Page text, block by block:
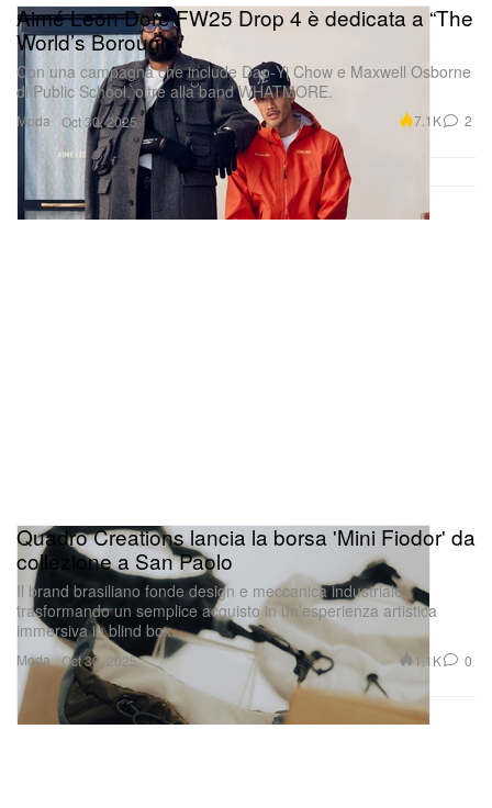
Moda
Aimé Leon Dore FW25 Drop 4 è dedicata a “The
World’s Borough”
Con una campagna che include Dao‑Yi Chow e Maxwell Osborne
di Public School, oltre alla band WHATMORE.
Oct 30, 2025 7.1K 2
Moda
Quadro Creations lancia la borsa 'Mini Fiodor' da
collezione a San Paolo
Il brand brasiliano fonde design e meccanica industriale,
trasformando un semplice acquisto in un’esperienza artistica
immersiva in blind box.
Oct 30, 2025 1.1K 0